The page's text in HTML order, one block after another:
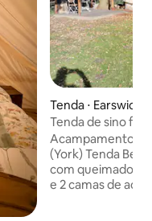
Tenda ⋅ Earswick
Tenda de sino
pessoas. Com
(YORK)
Acampamento
(York) Tenda Bell
com queimador
e 2 camas de